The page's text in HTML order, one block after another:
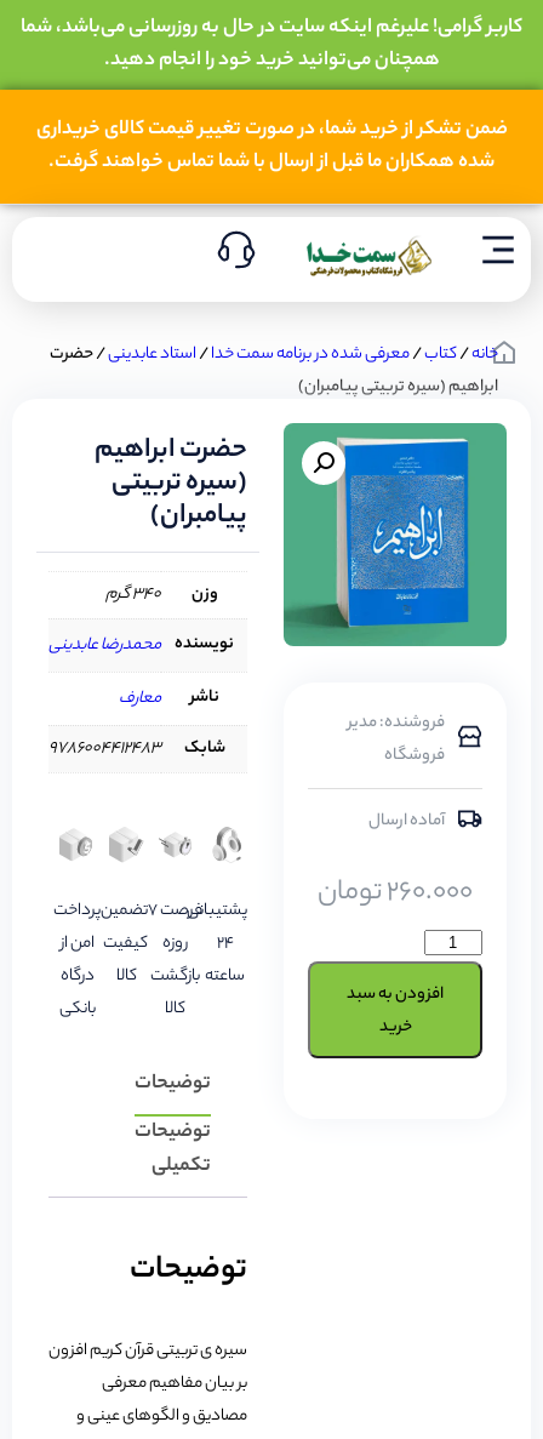
کاربر گرامی! علیرغم اینکه سایت در حال به روزرسانی می‌باشد، شما
همچنان می‌توانید خرید خود را انجام دهید.
ضمن تشکر از خرید شما، در صورت تغییر قیمت کالای خریداری
شده همکاران ما قبل از ارسال با شما تماس خواهند گرفت.
خانه/کتاب/معرفی شده در برنامه سمت خدا/استاد عابدینی/ حضرت
ابراهیم (سیره تربیتی پیامبران)
فروشنده: مدیر
فروشگاه
آماده ارسال
260.000تومان
افزودن به سبد
خرید
حضرت ابراهیم
(سیره تربیتی
پیامبران)
وزن
340 گرم
نویسنده محمدرضا عابدینی
ناشر
معارف
شابک
9786004412483
پشتیبانی
24
ساعته
فرصت 7
روزه
بازگشت
کالا
تضمین
کیفیت
کالا
پرداخت
امن از
درگاه
بانکی
توضیحات
توضیحات
تکمیلی
توضیحات
سیره ی تربیتی قرآن کریم افزون
بر بیان مفاهیم معرفی
مصادیق و الگوهای عینی و